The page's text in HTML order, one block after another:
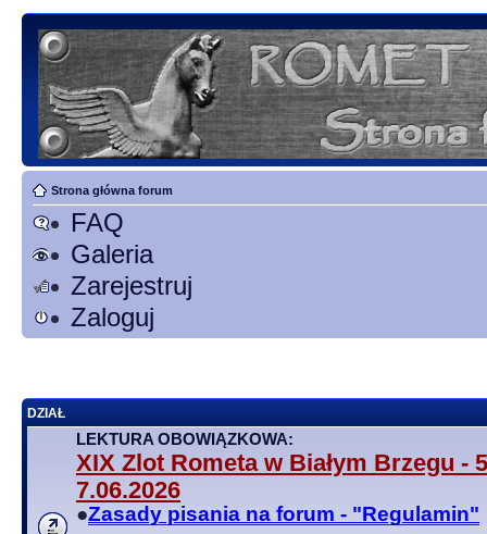
Strona główna forum
FAQ
Galeria
Zarejestruj
Zaloguj
DZIAŁ
LEKTURA OBOWIĄZKOWA:
XIX Zlot Rometa w Białym Brzegu -
7.06.2026
●Zasady pisania na forum - "Regulamin"